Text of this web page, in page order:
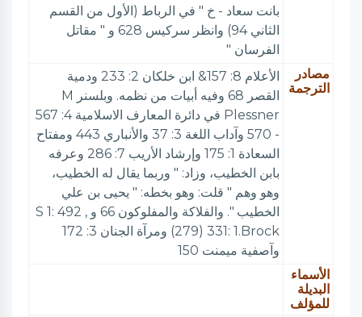
بانت سعاد - خ " في الرباط (الأول من القسم
الثاني 94) وانظر سركيس 628 و " مقاتل
الفرسان "
مصادر
الترجمة
الأعلام 8: 157& ابن خلكان 2: 233 ودمية
القصر 68 وفيه أبيات من نظمه. وبلسنر M
Plessner في دائرة المعارف الاسلامية 4: 567
- 570 وآداب اللغة 3: 37 والأنباري 443 ومفتاح
السعادة 1: 175 وإرشاد الأريب 7: 286 وعرفه
بابن الخطيب، وزاد: " وربما يقال له الخطيب،
وهو وهم " قلت: وهو بخطه: " يحيى بن علي
الخطيب ". والفلاكة والمفلوكون 66 و , S 1: 492
(279) 331: 1.Brock ومرآة الجنان 3: 172
وآصفية ميمنت 150
الأسماء
البديلة
للمؤلف